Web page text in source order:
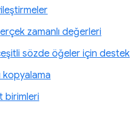
zamanlı değerleri
sözde öğeler için destek
kopyalama
birimleri